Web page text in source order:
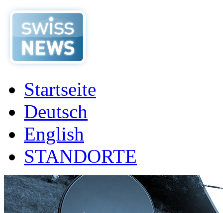
Startseite
Deutsch
English
STANDORTE